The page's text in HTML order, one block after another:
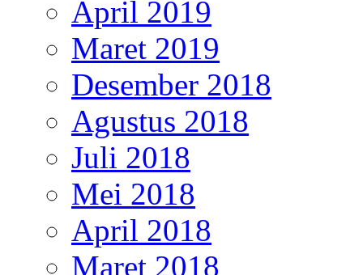
April 2019
Maret 2019
Desember 2018
Agustus 2018
Juli 2018
Mei 2018
April 2018
Maret 2018